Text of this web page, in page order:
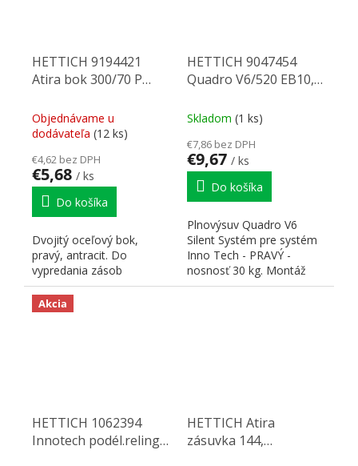
HETTICH 9194421
Atira bok 300/70 P
Objednávame u
dodávateľa (12 ks)
€4,62 bez DPH
€5,68 / ks
Do košíka
Dvojitý oceľový bok,
pravý, antracit. Do
vypredania zásob
HETTICH 9047454
Quadro V6/520 EB10,5
Skladom (1 ks)
€7,86 bez DPH
€9,67 / ks
Do košíka
Plnovýsuv Quadro V6
Silent Systém pre systém
Inno Tech - PRAVÝ -
nosnosť 30 kg. Montáž
nasunutím - zásuvka sa
Akcia
HETTICH 1062394
Innotech podél.reling
HETTICH Atira
zásuvka 144,